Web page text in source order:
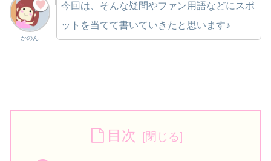
かのん
今回は、そんな疑問やファン用語などにスポ
ットを当てて書いていきたと思います♪
目次